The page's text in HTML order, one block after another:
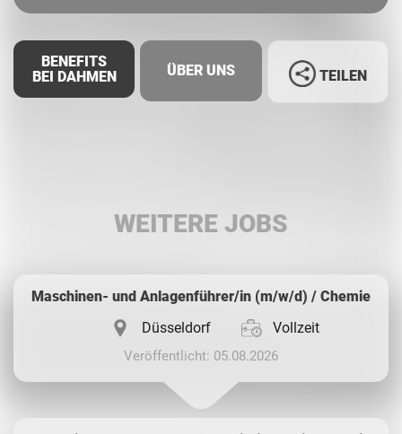
BENEFITS
BEI DAHMEN
ÜBER UNS TEILEN
WEITERE JOBS
Maschinen- und Anlagenführer/in (m/w/d) / Chemie
Düsseldorf
Vollzeit
Veröffentlicht: 05.08.2026